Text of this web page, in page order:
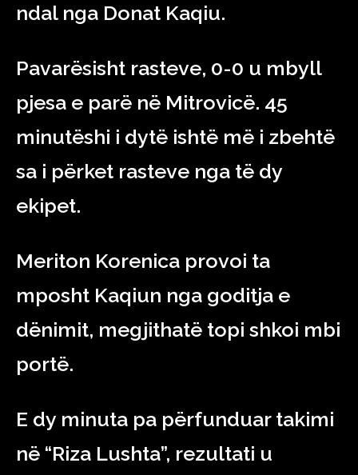
ndal nga Donat Kaqiu.
Pavarësisht rasteve, 0-0 u mbyll
pjesa e parë në Mitrovicë. 45
minutëshi i dytë ishtë më i zbehtë
sa i përket rasteve nga të dy
ekipet.
Meriton Korenica provoi ta
mposht Kaqiun nga goditja e
dënimit, megjithatë topi shkoi mbi
portë.
E dy minuta pa përfunduar takimi
në “Riza Lushta”, rezultati u